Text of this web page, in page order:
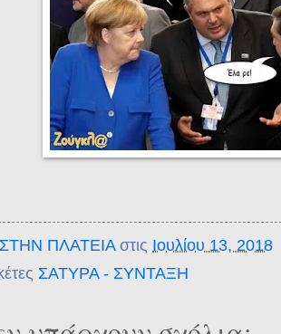
ΣΤΗΝ ΠΛΑΤΕΙΑ στις Ιουλίου 13, 2018
ΣΑΤΥΡΑ - ΣΥΝΤΑΞΗ